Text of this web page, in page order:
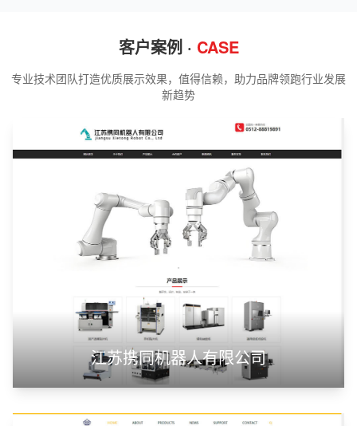
客户案例 · CASE
专业技术团队打造优质展示效果，值得信赖，助力品牌领跑行业发展
新趋势
江苏携同机器人有限公司